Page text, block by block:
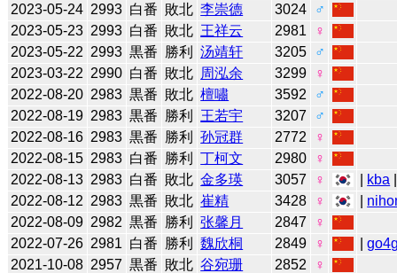
2023-05-24 2993 白番 敗北 李崇德 3024
♂
2023-05-23 2993 白番 敗北 王祥云 2981
♀
2023-05-22 2993 黒番 勝利 汤靖轩 3205
♂
2023-03-22 2990 白番 敗北 周泓余 3299
♀
2022-08-20 2983 黒番 敗北 檀嘯 3592
♂
2022-08-19 2983 黒番 勝利 王若宇 3207
♂
2022-08-16 2983 黒番 勝利 孙冠群 2772
♀
2022-08-15 2983 白番 勝利 丁柯文 2980
♀
2022-08-13 2983 白番 敗北 金多瑛 3057 ♀ kba
2022-08-12 2983 黒番 敗北 崔精 3428 ♀
2022-08-09 2982 黒番 勝利 张馨月 2847
♀
2022-07-26 2981 白番 勝利 魏欣桐 2849 ♀ |
2021-10-08 2957 黒番 敗北 谷宛珊 2852
♀